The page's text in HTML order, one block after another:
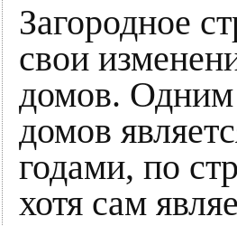
Загородное
свои
домов.
домов
годами, по
хотя сам